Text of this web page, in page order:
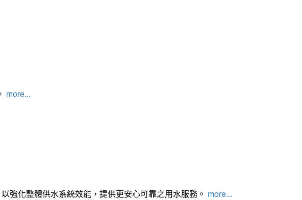
more...
強化整體供水系統效能，提供更安心可靠之用水服務。 more...